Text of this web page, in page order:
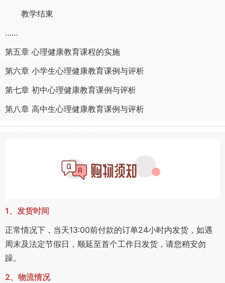
教学结東
……
第五章 心理健康教育课程的实施
第六章 小学生心理健康教育课例与评析
第七章 初中心理健康教育课例与评析
第八章 高中生心理健康教育课例与评析
1、发货时间
正常情况下，当天13:00前付款的订单24小时内发货，如遇
周末及法定节假日，顺延至首个工作日发货，请您稍安勿
躁。
2、物流情况